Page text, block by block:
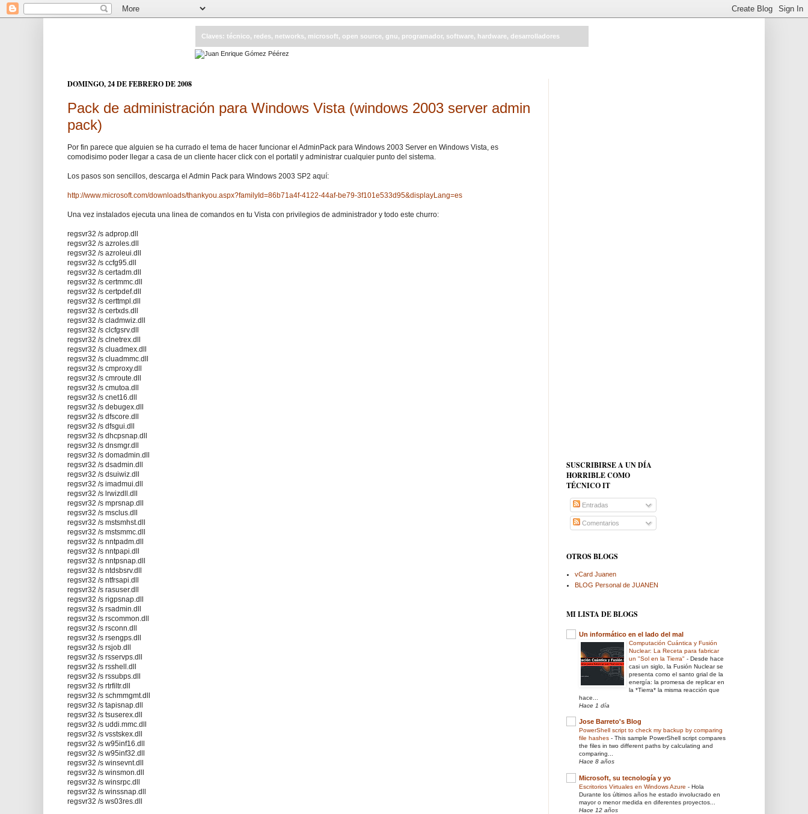
Claves: técnico, redes, networks, microsoft, open source, gnu, programador, software, hardware, desarrolladores
DOMINGO, 24 DE FEBRERO DE 2008
Pack de administración para Windows Vista (windows 2003 server admin
pack)
Por fin parece que alguien se ha currado el tema de hacer funcionar el AdminPack para Windows 2003 Server en Windows Vista, es
comodisimo poder llegar a casa de un cliente hacer click con el portatil y administrar cualquier punto del sistema.
Los pasos son sencillos, descarga el Admin Pack para Windows 2003 SP2 aquí:
http://www.microsoft.com/downloads/thankyou.aspx?familyId=86b71a4f-4122-44af-be79-3f101e533d95&displayLang=es
Una vez instalados ejecuta una linea de comandos en tu Vista con privilegios de administrador y todo este churro:
regsvr32 /s adprop.dll
regsvr32 /s azroles.dll
regsvr32 /s azroleui.dll
regsvr32 /s ccfg95.dll
regsvr32 /s certadm.dll
regsvr32 /s certmmc.dll
regsvr32 /s certpdef.dll
regsvr32 /s certtmpl.dll
regsvr32 /s certxds.dll
regsvr32 /s cladmwiz.dll
regsvr32 /s clcfgsrv.dll
regsvr32 /s clnetrex.dll
regsvr32 /s cluadmex.dll
regsvr32 /s cluadmmc.dll
regsvr32 /s cmproxy.dll
regsvr32 /s cmroute.dll
regsvr32 /s cmutoa.dll
regsvr32 /s cnet16.dll
regsvr32 /s debugex.dll
regsvr32 /s dfscore.dll
regsvr32 /s dfsgui.dll
regsvr32 /s dhcpsnap.dll
regsvr32 /s dnsmgr.dll
regsvr32 /s domadmin.dll
regsvr32 /s dsadmin.dll
regsvr32 /s dsuiwiz.dll
regsvr32 /s imadmui.dll
regsvr32 /s lrwizdll.dll
regsvr32 /s mprsnap.dll
regsvr32 /s msclus.dll
regsvr32 /s mstsmhst.dll
regsvr32 /s mstsmmc.dll
regsvr32 /s nntpadm.dll
regsvr32 /s nntpapi.dll
regsvr32 /s nntpsnap.dll
regsvr32 /s ntdsbsrv.dll
regsvr32 /s ntfrsapi.dll
regsvr32 /s rasuser.dll
regsvr32 /s rigpsnap.dll
regsvr32 /s rsadmin.dll
regsvr32 /s rscommon.dll
regsvr32 /s rsconn.dll
regsvr32 /s rsengps.dll
regsvr32 /s rsjob.dll
regsvr32 /s rsservps.dll
regsvr32 /s rsshell.dll
regsvr32 /s rssubps.dll
regsvr32 /s rtrfiltr.dll
regsvr32 /s schmmgmt.dll
regsvr32 /s tapisnap.dll
regsvr32 /s tsuserex.dll
regsvr32 /s uddi.mmc.dll
regsvr32 /s vsstskex.dll
regsvr32 /s w95inf16.dll
regsvr32 /s w95inf32.dll
regsvr32 /s winsevnt.dll
regsvr32 /s winsmon.dll
regsvr32 /s winsrpc.dll
regsvr32 /s winssnap.dll
regsvr32 /s ws03res.dll
SUSCRIBIRSE A UN DÍA
HORRIBLE COMO
TÉCNICO IT
Entradas
Comentarios
OTROS BLOGS
vCard Juanen
BLOG Personal de JUANEN
MI LISTA DE BLOGS
Un informático en el lado del mal
Computación Cuántica y Fusión
Nuclear: La Receta para fabricar
un "Sol en la Tierra" - Desde hace
casi un siglo, la Fusión Nuclear se
presenta como el santo grial de la
energía: la promesa de replicar en
la *Tierra* la misma reacción que
hace...
Hace 1 día
Jose Barreto's Blog
PowerShell script to check my backup by comparing
file hashes - This sample PowerShell script compares
the files in two different paths by calculating and
comparing...
Hace 8 años
Microsoft, su tecnología y yo
Escritorios Virtuales en Windows Azure - Hola
Durante los últimos años he estado involucrado en
mayor o menor medida en diferentes proyectos...
Hace 12 años